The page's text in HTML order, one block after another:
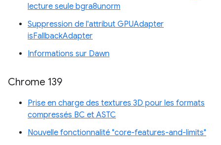
lecture seule bgra8unorm
Suppression de l'attribut GPUAdapter
isFallbackAdapter
Informations sur Dawn
Chrome 139
Prise en charge des textures 3D pour les formats
compressés BC et ASTC
Nouvelle fonctionnalité "core-features-and-limits"